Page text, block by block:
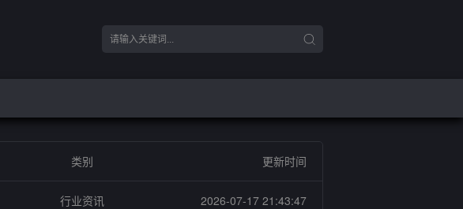
类别 更新时间
行业资讯 2026-07-17 21:43:47